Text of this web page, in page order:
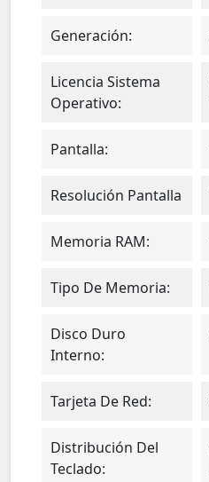
Generación:
Licencia Sistema
Operativo:
Pantalla:
Resolución Pantalla
Memoria RAM:
Tipo De Memoria:
Disco Duro
Interno:
Tarjeta De Red:
Distribución Del
Teclado: